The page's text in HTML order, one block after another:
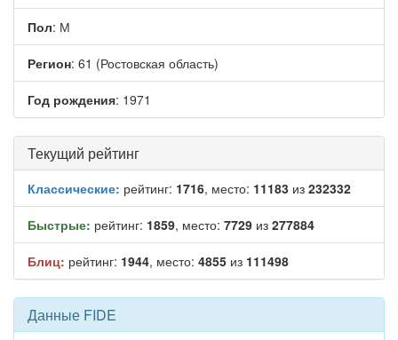
Пол: М
Регион: 61 (Ростовская область)
Год рождения: 1971
Текущий рейтинг
Классические: рейтинг: 1716, место: 11183 из 232332
Быстрые: рейтинг: 1859, место: 7729 из 277884
Блиц: рейтинг: 1944, место: 4855 из 111498
Данные FIDE